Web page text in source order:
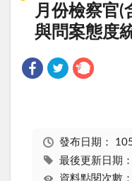
月份檢察官(
與問案態度
發布日期：
最後更新日期
資料點閱次數